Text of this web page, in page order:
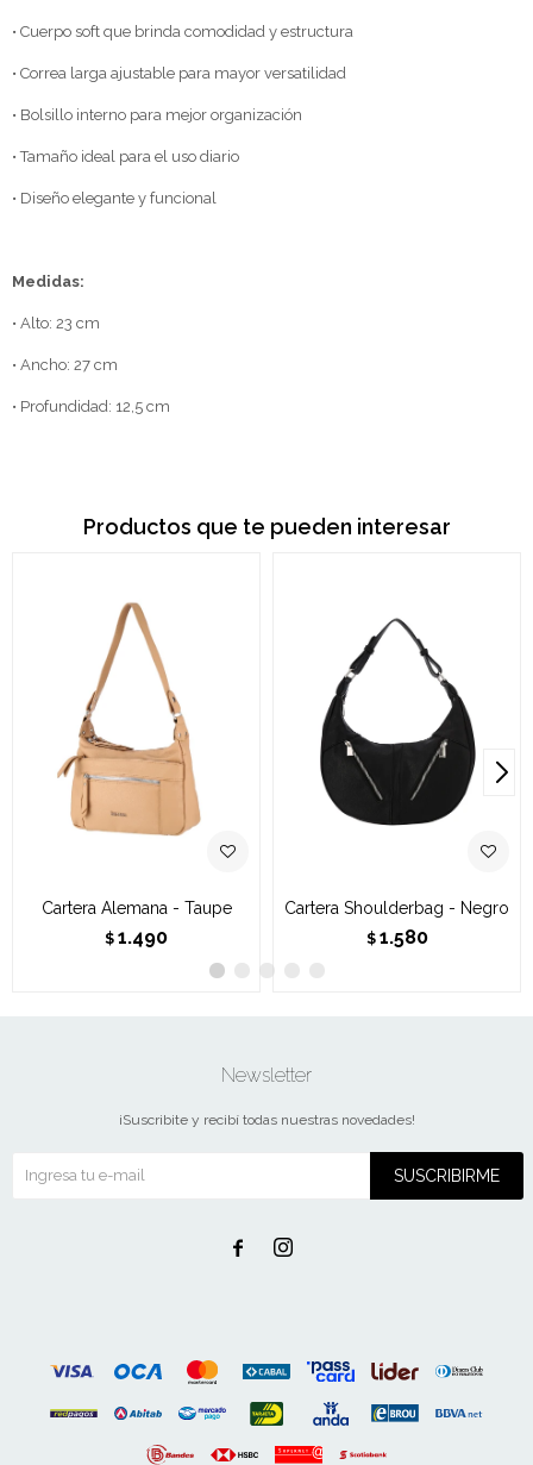
• Cuerpo soft que brinda comodidad y estructura
• Correa larga ajustable para mayor versatilidad
• Bolsillo interno para mejor organización
• Tamaño ideal para el uso diario
• Diseño elegante y funcional
Medidas:
• Alto: 23 cm
• Ancho: 27 cm
• Profundidad: 12,5 cm
Productos que te pueden interesar
Cartera Alemana - Taupe
$ 1.490
Cartera Shoulderbag - Negro
$ 1.580
Newsletter
¡Suscribite y recibí todas nuestras novedades!
SUSCRIBIRME
 